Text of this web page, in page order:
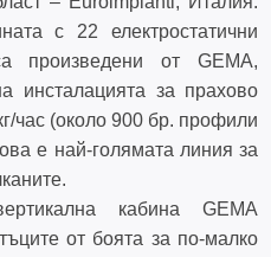
с 22 електростатични
произведени от GEMA,
инсталацията за прахово
час (около 900 бр. профили
е най-голямата линия за
кабина GEMA
от боята за по-малко